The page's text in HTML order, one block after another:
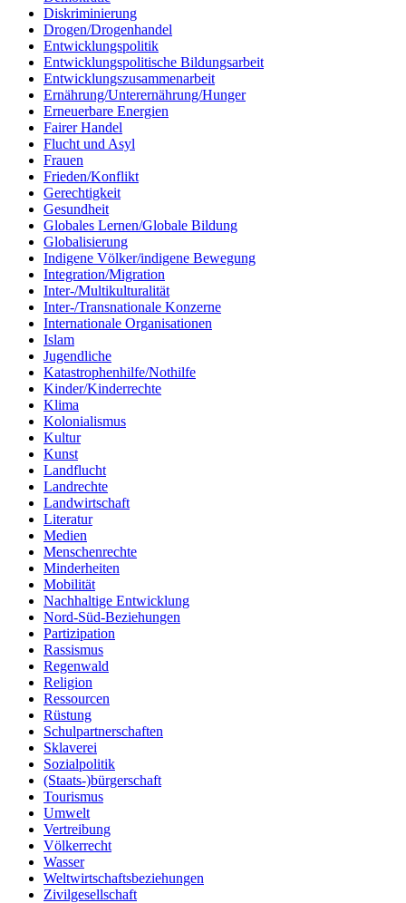
Diskriminierung
Drogen/Drogenhandel
Entwicklungspolitik
Entwicklungspolitische Bildungsarbeit
Entwicklungszusammenarbeit
Ernährung/Unterernährung/Hunger
Erneuerbare Energien
Fairer Handel
Flucht und Asyl
Frauen
Frieden/Konflikt
Gerechtigkeit
Gesundheit
Globales Lernen/Globale Bildung
Globalisierung
Indigene Völker/indigene Bewegung
Integration/Migration
Inter-/Multikulturalität
Inter-/Transnationale Konzerne
Internationale Organisationen
Islam
Jugendliche
Katastrophenhilfe/Nothilfe
Kinder/Kinderrechte
Klima
Kolonialismus
Kultur
Kunst
Landflucht
Landrechte
Landwirtschaft
Literatur
Medien
Menschenrechte
Minderheiten
Mobilität
Nachhaltige Entwicklung
Nord-Süd-Beziehungen
Partizipation
Rassismus
Regenwald
Religion
Ressourcen
Rüstung
Schulpartnerschaften
Sklaverei
Sozialpolitik
(Staats-)bürgerschaft
Tourismus
Umwelt
Vertreibung
Völkerrecht
Wasser
Weltwirtschaftsbeziehungen
Zivilgesellschaft